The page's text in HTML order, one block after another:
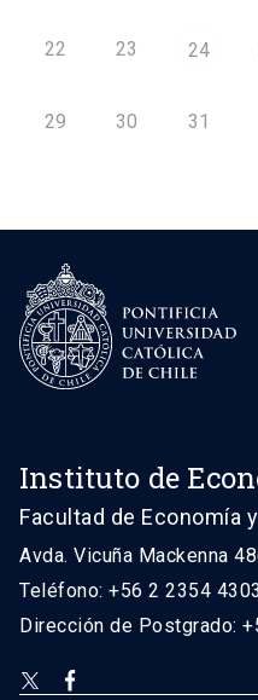
22 23 24
29 30 31
Instituto de
Facultad de Economía
Avda. Vicuña Mackenna
Teléfono: +56 2 2354 4303
Dirección de Postgrado: